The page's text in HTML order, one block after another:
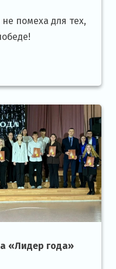
помеха для тех,
«Лидер года»